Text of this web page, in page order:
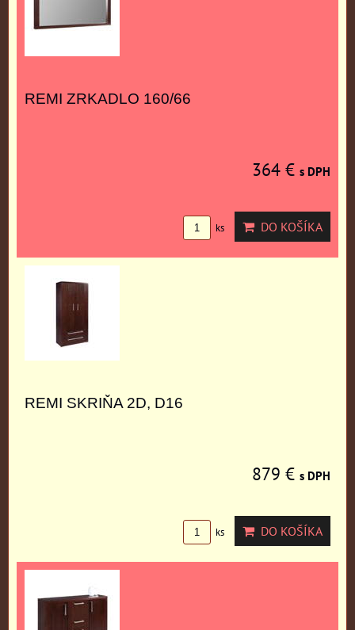
REMI ZRKADLO 160/66
364 € s DPH
ks DO KOŠÍKA
REMI SKRIŇA 2D, D16
879 € s DPH
ks DO KOŠÍKA